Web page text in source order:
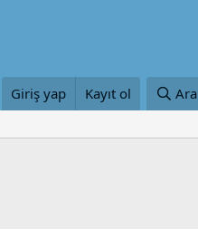
Giriş yap Kayıt ol Ara